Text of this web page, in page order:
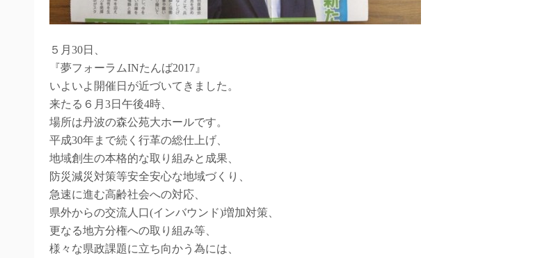
５月30日、
『夢フォーラムINたんば2017』
いよいよ開催日が近づいてきました。
来たる６月3日午後4時、
場所は丹波の森公苑大ホールです。
平成30年まで続く行革の総仕上げ、
地域創生の本格的な取り組みと成果、
防災減災対策等安全安心な地域づくり、
急速に進む高齢社会への対応、
県外からの交流人口(インバウンド)増加対策、
更なる地方分権への取り組み等、
様々な県政課題に立ち向かう為には、